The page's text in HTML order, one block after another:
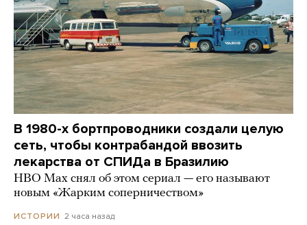
В 1980-х бортпроводники создали целую
сеть, чтобы контрабандой ввозить
лекарства от СПИДа в Бразилию
HBO Max снял об этом сериал — его называют
новым «Жарким соперничеством»
ИСТОРИИ 2 часа назад